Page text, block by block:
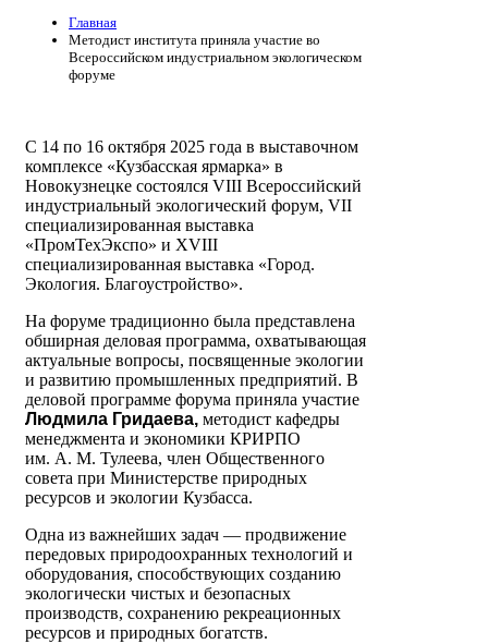
Главная
Методист института приняла участие во
Всероссийском индустриальном экологическом
форуме
С 14 по 16 октября 2025 года в выставочном
комплексе «Кузбасская ярмарка» в
Новокузнецке состоялся VIII Всероссийский
индустриальный экологический форум, VII
специализированная выставка
«ПромТехЭкспо» и XVIII
специализированная выставка «Город.
Экология. Благоустройство».
На форуме традиционно была представлена
обширная деловая программа, охватывающая
актуальные вопросы, посвященные экологии
и развитию промышленных предприятий. В
деловой программе форума приняла участие
Людмила Гридаева, методист кафедры
менеджмента и экономики КРИРПО
им. А. М. Тулеева, член Общественного
совета при Министерстве природных
ресурсов и экологии Кузбасса.
Одна из важнейших задач — продвижение
передовых природоохранных технологий и
оборудования, способствующих созданию
экологически чистых и безопасных
производств, сохранению рекреационных
ресурсов и природных богатств.